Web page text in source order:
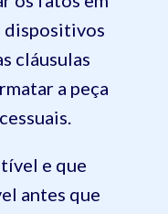
dispositivos
cláusulas
a peça
e que
antes que